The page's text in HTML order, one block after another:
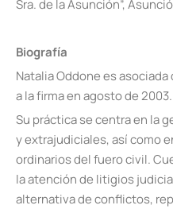
Sra. de la Asunción”,
Biografía
Natalia Oddone es asociada
a la firma en agosto de 2003.
Su práctica se centra en la
y extrajudiciales, así como
ordinarios del fuero civil.
la atención de litigios
alternativa de conflictos,